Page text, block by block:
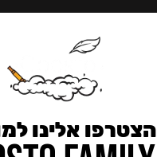
הצטרפו אלינו